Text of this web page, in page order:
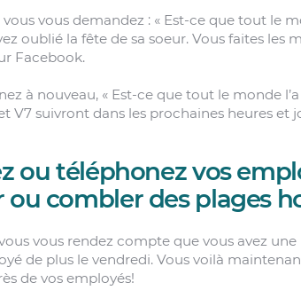
vous demandez : « Est-ce que tout le
oublié la fête de sa soeur. Vous faites
Facebook.
à nouveau, « Est-ce que tout le monde
V7 suivront dans les prochaines heures et
ou téléphonez vos
combler des plages
vous rendez compte que vous avez
de plus le vendredi. Vous voilà
de vos employés!